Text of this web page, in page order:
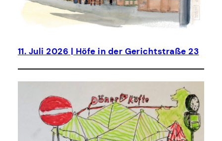
11. Juli 2026 | Höfe in der Gerichtstraße 23